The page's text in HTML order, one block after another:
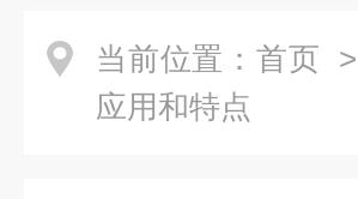
当前位置： 首页 >
应用和特点